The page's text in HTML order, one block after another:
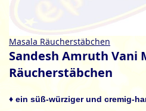
Zum
Anfang
Bildgalerie
Masala Räucherstäbchen
Sandesh Amruth Vani
Räucherstäbchen
♦ ein süß-würziger und cremig-